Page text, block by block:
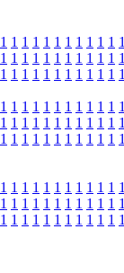
1 1 1 1 1 1 1 1 1 1 1 1
1 1 1 1 1 1 1 1 1 1 1 1
1 1 1 1 1 1 1 1 1 1 1 1
1 1 1 1 1 1 1 1 1 1 1 1
1 1 1 1 1 1 1 1 1 1 1 1
1 1 1 1 1 1 1 1 1 1 1 1
1 1 1 1 1 1 1 1 1 1 1 1
1 1 1 1 1 1 1 1 1 1 1 1
1 1 1 1 1 1 1 1 1 1 1 1